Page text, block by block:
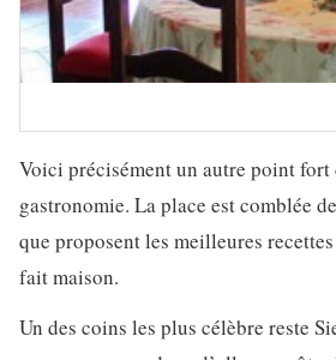
Voici précisément un autre point fort
gastronomie. La place est comblée
que proposent les meilleures
fait maison.
Un des coins les plus célèbre reste